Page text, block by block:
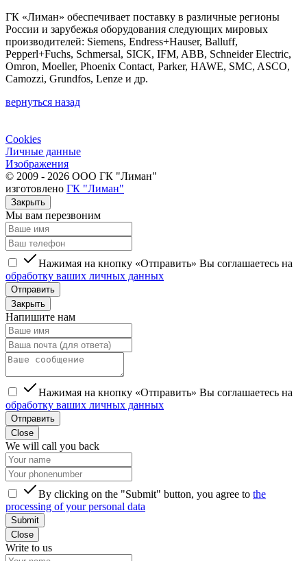
ГК «Лиман» обеспечивает поставку в различные регионы
России и зарубежья оборудования следующих мировых
производителей: Siemens, Endress+Hauser, Balluff,
Pepperl+Fuchs, Schmersal, SICK, IFM, ABB, Schneider Electric,
Omron, Moeller, Phoenix Contact, Parker, HAWE, SMC, ASCO,
Camozzi, Grundfos, Lenze и др.
вернуться назад
Cookies
Личные данные
Изображения
© 2009 - 2026 ООО ГК "Лиман"
изготовлено ГК "Лиман"
Закрыть
Мы вам перезвоним
Нажимая на кнопку «Отправить» Вы соглашаетесь на
обработку ваших личных данных
Отправить
Закрыть
Напишите нам
Нажимая на кнопку «Отправить» Вы соглашаетесь на
обработку ваших личных данных
Отправить
Close
We will call you back
By clicking on the "Submit" button, you agree to the
processing of your personal data
Submit
Close
Write to us